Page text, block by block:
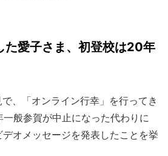
た愛子さま、初登校は20年
、「オンライン行幸」を行ってき
般参賀が中止になった代わりに
オメッセージを発表したことを挙